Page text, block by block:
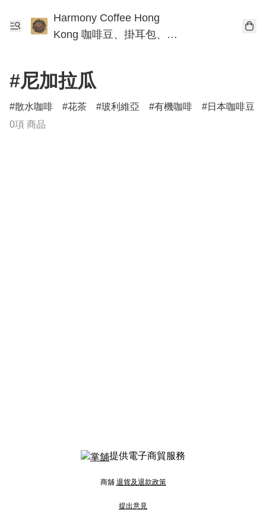
Harmony Coffee Hong
Kong 咖啡豆、掛耳包、手
#尼加拉瓜
散水咖啡 花茶 玻利維亞 有機咖啡
日本咖啡豆
0項 商品
提供電子商貿服務
商舖 退貨及退款政策
提出意見